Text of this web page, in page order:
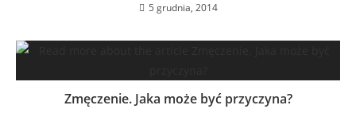
5 grudnia, 2014
Zmęczenie. Jaka może być przyczyna?